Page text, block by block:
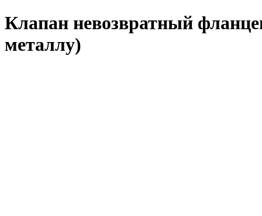
Клапан невозвратный
металлу)